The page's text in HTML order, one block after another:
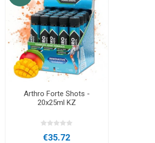
Arthro Forte Shots -
20x25ml KZ
€35.72